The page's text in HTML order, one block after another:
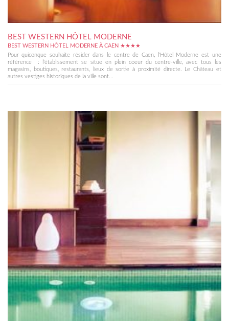
BEST WESTERN HÔTEL MODERNE
BEST WESTERN HÔTEL MODERNE À CAEN ★★★★
Pour quiconque souhaite résider dans le centre de Caen, l'Hôtel Moderne est une
référence : l'établissement se situe en plein coeur du centre-ville, avec tous les
magasins, boutiques, restaurants, lieux de sortie à proximité directe. Le Château et
autres vestiges historiques de la ville sont...